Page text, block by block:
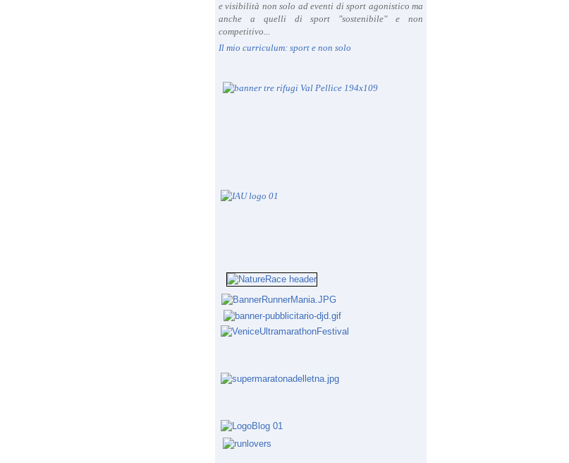
e visibilità non solo ad eventi di sport agonistico ma
anche a quelli di sport "sostenibile" e non
competitivo...
Il mio curriculum: sport e non solo